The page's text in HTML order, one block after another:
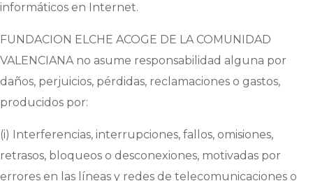
informáticos en Internet.
FUNDACION ELCHE ACOGE DE LA COMUNIDAD
VALENCIANA no asume responsabilidad alguna por
daños, perjuicios, pérdidas, reclamaciones o gastos,
producidos por:
(i) Interferencias, interrupciones, fallos, omisiones,
retrasos, bloqueos o desconexiones, motivadas por
errores en las líneas y redes de telecomunicaciones o